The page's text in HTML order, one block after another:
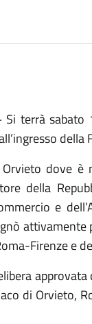
– Si terrà
dove è
della
e
Firenze e
di Orvieto,